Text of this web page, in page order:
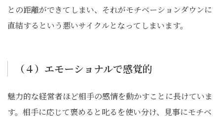
との距離ができてしまい、それがモチベーションダウンに
直結するという悪いサイクルとなってしまいます。
（４）エモーショナルで感覚的
魅力的な経営者ほど相手の感情を動かすことに長けていま
す。相手に応じて褒めると叱るを使い分け、見事にモチベ